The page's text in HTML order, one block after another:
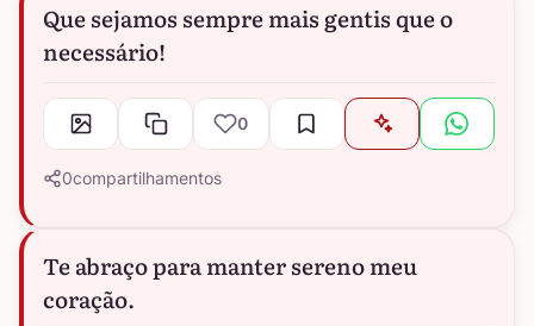
Que sejamos sempre mais gentis que o
necessário!
0
0compartilhamentos
Te abraço para manter sereno meu
coração.